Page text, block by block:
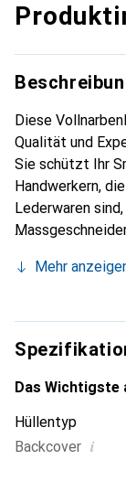
Diese
Qualität und
Sie schützt Ihr
Handwerkern,
Lederwaren
Accessoire
sichere Wahl für
Mehr
Das Wichtigste
Hüllentyp
Backcover i